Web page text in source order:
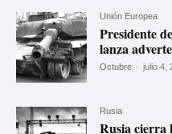
Unión Europea
Presidente
lanza
Octubre - julio 4,
Rusia
Rusia cierra